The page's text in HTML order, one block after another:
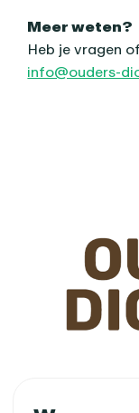
Meer weten?
Heb je vragen
info@ouders-